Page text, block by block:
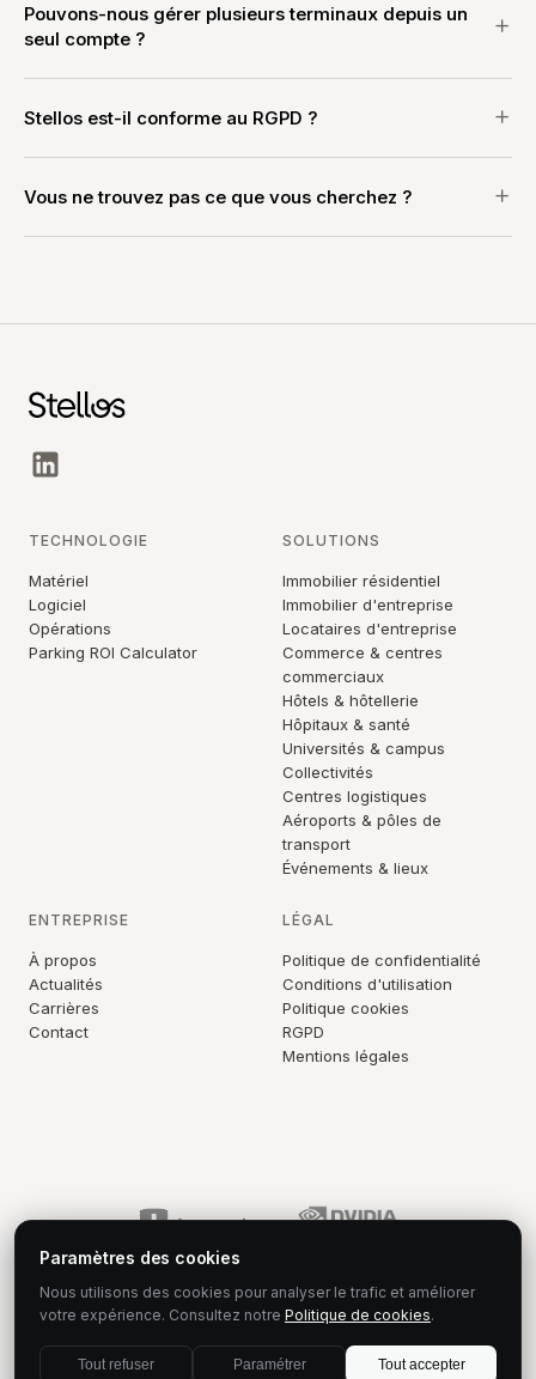
Pouvons-nous gérer plusieurs terminaux depuis un
seul compte ?
Stellos est-il conforme au RGPD ?
Vous ne trouvez pas ce que vous cherchez ?
TECHNOLOGIE
Matériel
Logiciel
Opérations
Parking ROI Calculator
SOLUTIONS
Immobilier résidentiel
Immobilier d'entreprise
Locataires d'entreprise
Commerce & centres
commerciaux
Hôtels & hôtellerie
Hôpitaux & santé
Universités & campus
Collectivités
Centres logistiques
Aéroports & pôles de
transport
Événements & lieux
ENTREPRISE
À propos
Actualités
Carrières
Contact
LÉGAL
Politique de confidentialité
Conditions d'utilisation
Politique cookies
RGPD
Mentions légales
© 2026 Stellos. Tous droits réservés.
Paramètres des cookies
Nous utilisons des cookies pour analyser le trafic et améliorer
votre expérience. Consultez notre Politique de cookies.
Tout refuser Paramétrer Tout accepter